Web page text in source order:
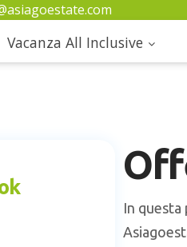
Vacanza All Inclusive
In questa